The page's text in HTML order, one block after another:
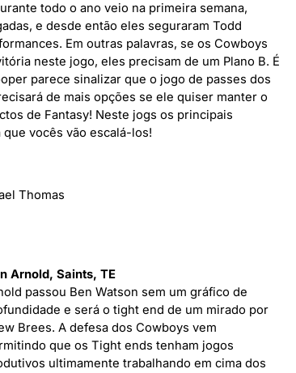
todo o ano veio na primeira semana,
e desde então eles seguraram Todd
Em outras palavras, se os Cowboys
neste jogo, eles precisam de um Plano B. É
parece sinalizar que o jogo de passes dos
de mais opções se ele quiser manter o
de Fantasy! Neste jogs os principais
vocês vão escalá-los!
Thomas
Arnold, Saints, TE
passou Ben Watson sem um gráfico de
e será o tight end de um mirado por
Brees. A defesa dos Cowboys vem
que os Tight ends tenham jogos
ultimamente trabalhando em cima dos